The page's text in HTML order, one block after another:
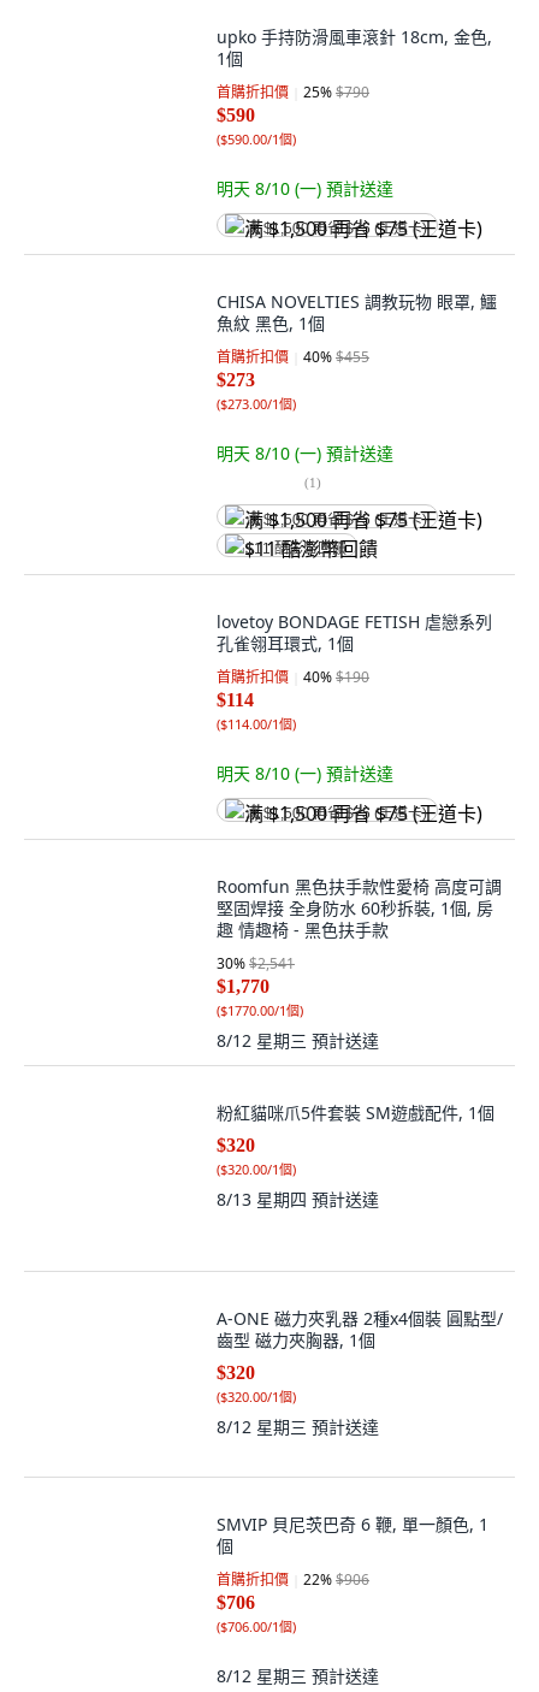
upko 手持防滑風車滾針 18cm, 金色,
1個
首購折扣價 25%$790
$590
($590.00/1個)
明天 8/10 (一) 預計送達
满 $1,500 再省 $75 (王道卡)
CHISA NOVELTIES 調教玩物 眼罩, 鱷
魚紋 黑色, 1個
首購折扣價 40%$455
$273
($273.00/1個)
明天 8/10 (一) 預計送達
(1)
满 $1,500 再省 $75 (王道卡)
$11 酷澎幣回饋
lovetoy BONDAGE FETISH 虐戀系列
孔雀翎耳環式, 1個
首購折扣價 40%$190
$114
($114.00/1個)
明天 8/10 (一) 預計送達
满 $1,500 再省 $75 (王道卡)
Roomfun 黑色扶手款性愛椅 高度可調
堅固焊接 全身防水 60秒拆裝, 1個, 房
趣 情趣椅 - 黑色扶手款
30%$2,541
$1,770
($1770.00/1個)
8/12 星期三 預計送達
粉紅貓咪爪5件套裝 SM遊戲配件, 1個
$320
($320.00/1個)
8/13 星期四 預計送達
A-ONE 磁力夾乳器 2種x4個裝 圓點型/
齒型 磁力夾胸器, 1個
$320
($320.00/1個)
8/12 星期三 預計送達
SMVIP 貝尼茨巴奇 6 鞭, 單一顏色, 1
個
首購折扣價 22%$906
$706
($706.00/1個)
8/12 星期三 預計送達